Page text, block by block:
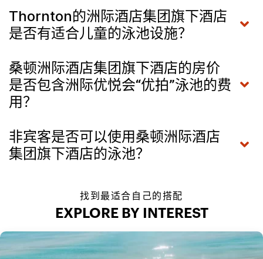
Thornton的洲际酒店集团旗下酒店
是否有适合儿童的泳池设施？
桑顿洲际酒店集团旗下酒店的房价
是否包含洲际优悦会“优拍”泳池的费
用？
非宾客是否可以使用桑顿洲际酒店
集团旗下酒店的泳池？
找到最适合自己的搭配
EXPLORE BY INTEREST